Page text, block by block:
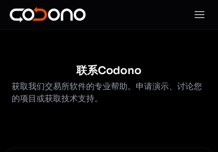
打开
联系Codono
获取我们交易所软件的专业帮助。申请演示、讨论您
的项目或获取技术支持。